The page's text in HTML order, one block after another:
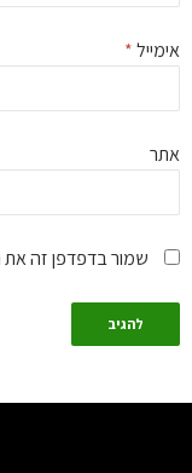
*
שמור בדפדפן זה את